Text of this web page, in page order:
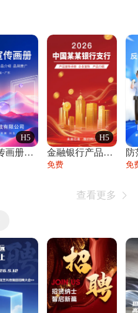
H5
企业宣传画册公司简介产品介绍业务宣传手册
H5
金融银行产品宣传手册企业宣传产品介绍
免费
防
免
查看更多 